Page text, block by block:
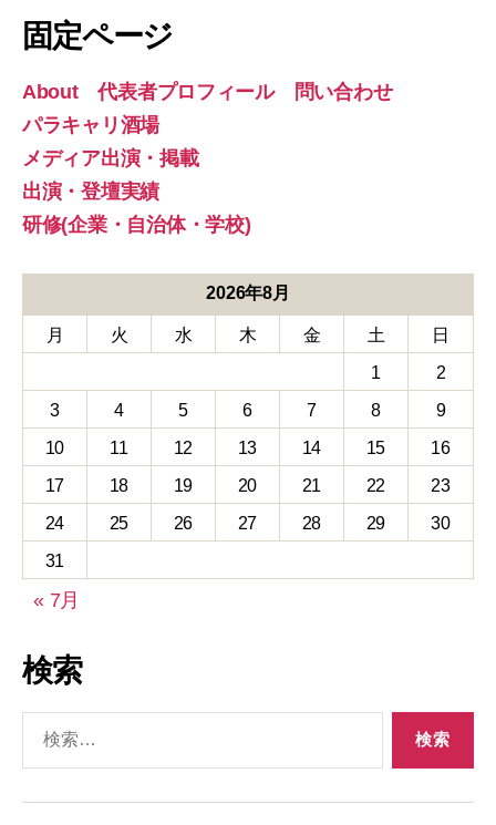
象:
固定ページ
About 代表者プロフィール 問い合わせ
パラキャリ酒場
メディア出演・掲載
出演・登壇実績
研修(企業・自治体・学校)
2026年8月
月 火 水 木 金 土
日
1
2
3
4 5 6 7 8
9
10
11 12 13 14 15
16
17
18 19 20 21 22
23
24
25 26 27 28 29
30
31
« 7月
検索
象: